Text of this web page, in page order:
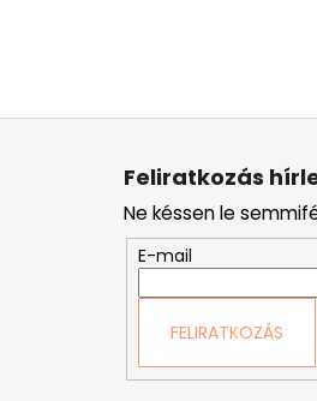
Feliratkozás
Ne késsen le
E-mail
FELIRATKOZÁS